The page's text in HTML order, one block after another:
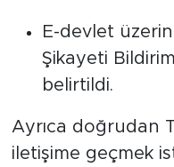
E-devlet
Şikayeti
belirtildi.
Ayrıca doğrudan
iletişime geçmek